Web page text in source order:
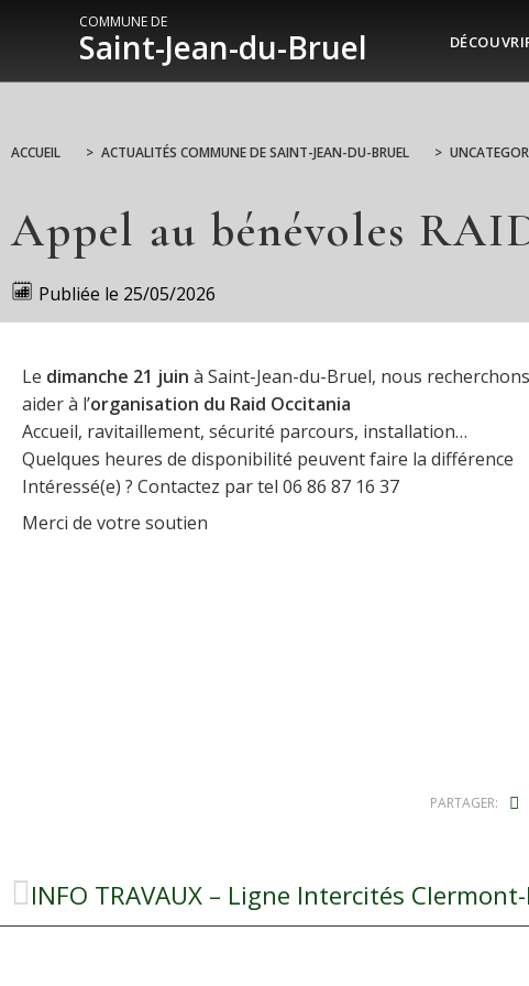
COMMUNE DE
Saint-Jean-du-Bruel
ACCUEIL > ACTUALITÉS COMMUNE DE SAINT-JEAN-DU-BRUEL >
Appel au bénévoles
Publiée le 25/05/2026
Le dimanche 21 juin à Saint-Jean-du-Bruel, nous
aider à l’organisation du Raid Occitania
Accueil, ravitaillement, sécurité parcours, installation…
Quelques heures de disponibilité peuvent faire la différence
Intéressé(e) ? Contactez par tel 06 86 87 16 37
Merci de votre soutien
PARTAGER: